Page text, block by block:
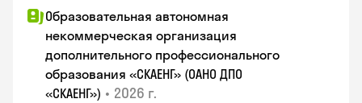
Образовательная автономная
некоммерческая организация
дополнительного профессионального
образования «СКАЕНГ» (ОАНО ДПО
«СКАЕНГ») • 2026 г.